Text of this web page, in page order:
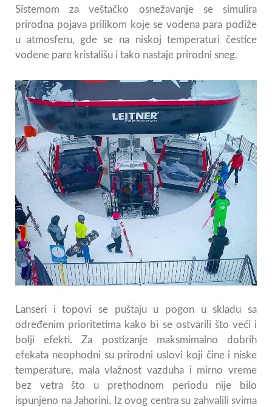
Sistemom za veštačko osnežavanje se simulira
prirodna pojava prilikom koje se vodena para podiže
u atmosferu, gde se na niskoj temperaturi čestice
vodene pare kristališu i tako nastaje prirodni sneg.
Lanseri i topovi se puštaju u pogon u skladu sa
određenim prioritetima kako bi se ostvarili što veći i
bolji efekti. Za postizanje maksmimalno dobrih
efekata neophodni su prirodni uslovi koji čine i niske
temperature, mala vlažnost vazduha i mirno vreme
bez vetra što u prethodnom periodu nije bilo
ispunjeno na Jahorini. Iz ovog centra su zahvalili svima